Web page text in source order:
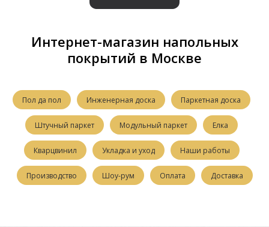
Интернет-магазин напольных
покрытий в Москве
Пол да пол Инженерная доска Паркетная доска
Штучный паркет Модульный паркет Елка
Кварцвинил Укладка и уход Наши работы
Производство Шоу-рум Оплата Доставка